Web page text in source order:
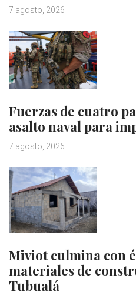
7 agosto, 2026
Fuerzas de cuatro
asalto naval para
7 agosto, 2026
Miviot culmina con
materiales de
Tubualá